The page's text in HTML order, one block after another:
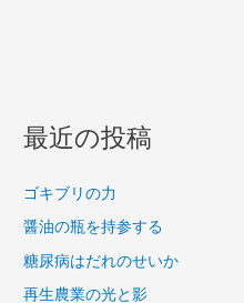
最近の投稿
ゴキブリの力
醤油の瓶を持参する
糖尿病はだれのせいか
再生農業の光と影